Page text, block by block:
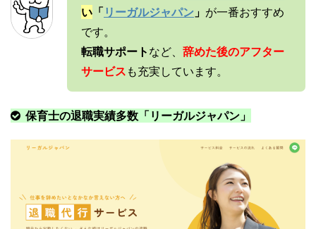
い 「 リーガルジャパン 」 が一番おすすめ
です。
転職サポート など、 辞めた後のアフター
サービス も充実しています。
保育士の退職実績多数「リーガルジャパン」